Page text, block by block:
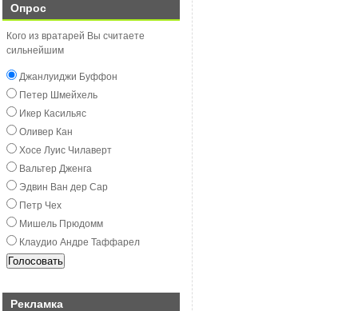
Опрос
Кого из вратарей Вы считаете
сильнейшим
Джанлуиджи Буффон
Пeтeр Шмeйxeль
Икeр Касильяс
Оливeр Кан
Хосe Луиc Чилавeрт
Вальтeр Джeнга
Эдвин Ван дeр Сар
Пeтр Чex
Мишeль Прюдомм
Клаудио Андрe Таффарeл
Рекламка